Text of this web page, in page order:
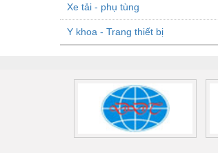
Xe tải - phụ tùng
Y khoa - Trang thiết bị